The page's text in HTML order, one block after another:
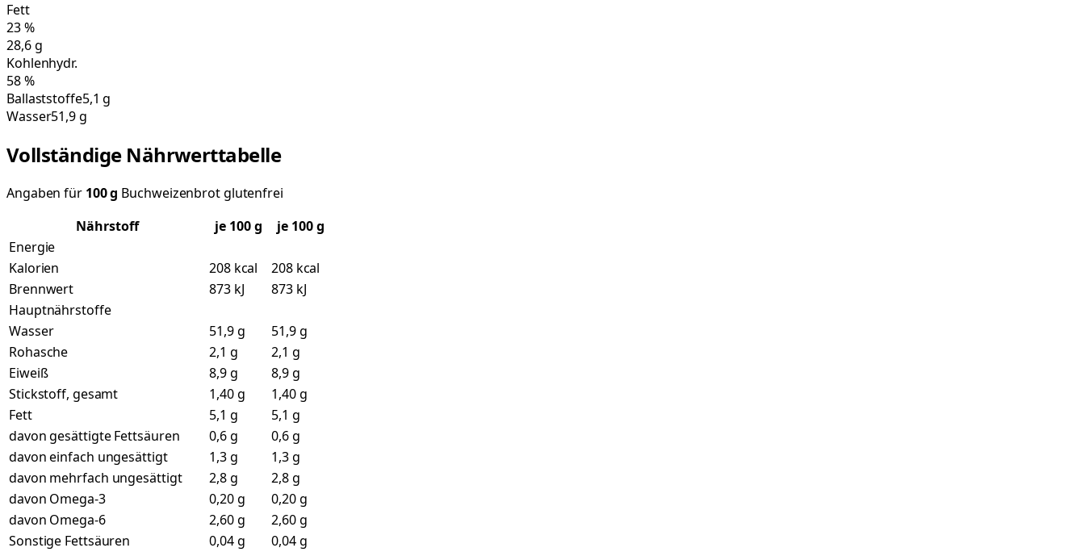
Fett
23%
28,6g
Kohlenhydr.
58%
Ballaststoffe5,1 g
Wasser51,9 g
Vollständige Nährwerttabelle
Angaben für 100g Buchweizenbrot glutenfrei
Nährstoff
je 100g
je 100 g
Energie
Kalorien
208 kcal
208 kcal
Brennwert
873 kJ
873 kJ
Hauptnährstoffe
Wasser
51,9 g
51,9 g
Rohasche
2,1 g
2,1 g
Eiweiß
8,9 g
8,9 g
Stickstoff, gesamt
1,40 g
1,40 g
Fett
5,1 g
5,1 g
davon gesättigte Fettsäuren
0,6 g
0,6 g
davon einfach ungesättigt
1,3 g
1,3 g
davon mehrfach ungesättigt
2,8 g
2,8 g
davon Omega-3
0,20 g
0,20 g
davon Omega-6
2,60 g
2,60 g
Sonstige Fettsäuren
0,04 g
0,04 g